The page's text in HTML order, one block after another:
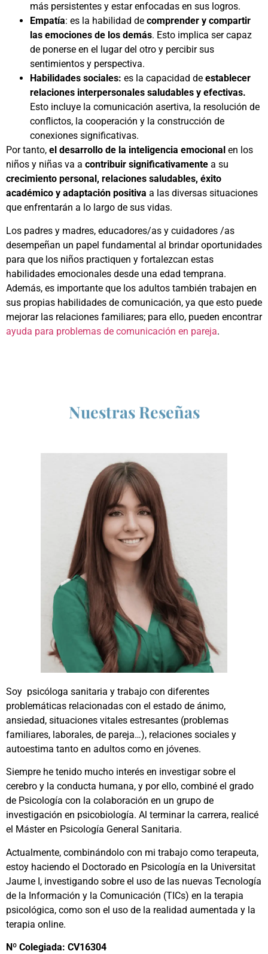
más persistentes y estar enfocadas en sus logros.
Empatía: es la habilidad de comprender y compartir
las emociones de los demás. Esto implica ser capaz
de ponerse en el lugar del otro y percibir sus
sentimientos y perspectiva.
Habilidades sociales: es la capacidad de establecer
relaciones interpersonales saludables y efectivas.
Esto incluye la comunicación asertiva, la resolución de
conflictos, la cooperación y la construcción de
conexiones significativas.
Por tanto, el desarrollo de la inteligencia emocional en los
niños y niñas va a contribuir significativamente a su
crecimiento personal, relaciones saludables, éxito
académico y adaptación positiva a las diversas situaciones
que enfrentarán a lo largo de sus vidas.
Los padres y madres, educadores/as y cuidadores /as
desempeñan un papel fundamental al brindar oportunidades
para que los niños practiquen y fortalezcan estas
habilidades emocionales desde una edad temprana.
Además, es importante que los adultos también trabajen en
sus propias habilidades de comunicación, ya que esto puede
mejorar las relaciones familiares; para ello, pueden encontrar
ayuda para problemas de comunicación en pareja.
Nuestras Reseñas
Soy psicóloga sanitaria y trabajo con diferentes
problemáticas relacionadas con el estado de ánimo,
ansiedad, situaciones vitales estresantes (problemas
familiares, laborales, de pareja…), relaciones sociales y
autoestima tanto en adultos como en jóvenes.
Siempre he tenido mucho interés en investigar sobre el
cerebro y la conducta humana, y por ello, combiné el grado
de Psicología con la colaboración en un grupo de
investigación en psicobiología. Al terminar la carrera, realicé
el Máster en Psicología General Sanitaria.
Actualmente, combinándolo con mi trabajo como terapeuta,
estoy haciendo el Doctorado en Psicología en la Universitat
Jaume I, investigando sobre el uso de las nuevas Tecnología
de la Información y la Comunicación (TICs) en la terapia
psicológica, como son el uso de la realidad aumentada y la
terapia online.
Nº Colegiada: CV16304